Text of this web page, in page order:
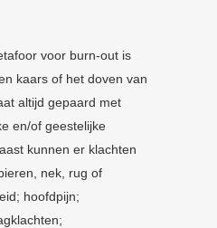
voor burn-out is
kaars of het doven van
altijd gepaard met
en/of geestelijke
kunnen er klachten
nek, rug of
hoofdpijn;